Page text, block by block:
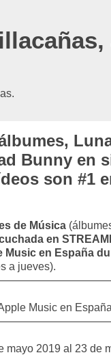
Bunny en
son #1
de Música (
en
Music en España
a jueves).
Music en España
mayo 2019 al 23 de